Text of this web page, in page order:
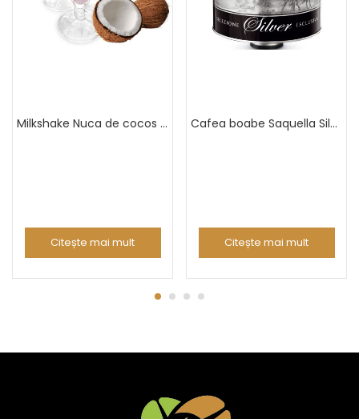
Milkshake Nuca de cocos Almar
Citește mai mult
Cafea boabe Saquella Silver Selection 3 Kg
Citește mai mult